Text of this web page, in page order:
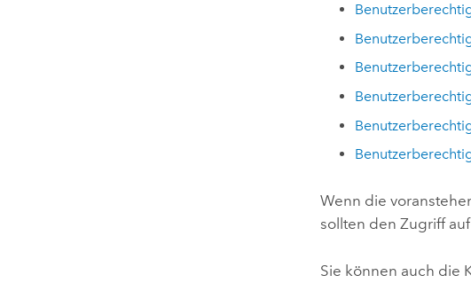
Wenn die
sollten den Zugriff
Sie können auch die